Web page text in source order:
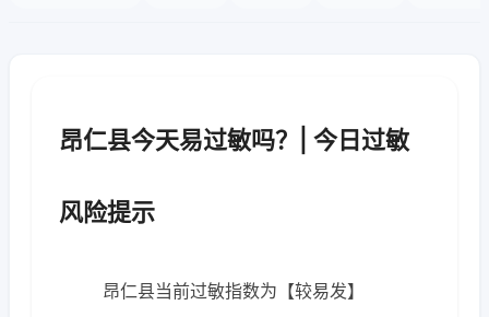
昂仁县今天易过敏吗？| 今日过敏
风险提示
昂仁县当前过敏指数为【较易发】